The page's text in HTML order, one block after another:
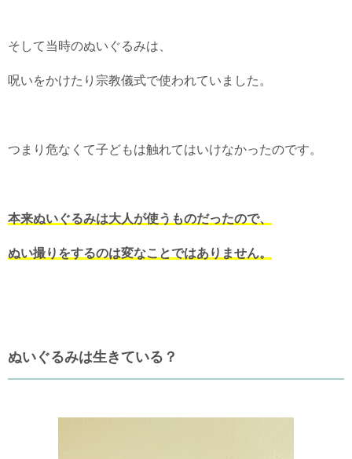
そして当時のぬいぐるみは、
呪いをかけたり宗教儀式で使われていました。
つまり危なくて子どもは触れてはいけなかったのです。
本来ぬいぐるみは大人が使うものだったので、
ぬい撮りをするのは変なことではありません。
ぬいぐるみは生きている？